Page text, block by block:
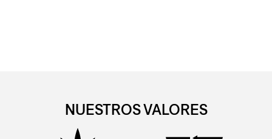
NUESTROS VALORES